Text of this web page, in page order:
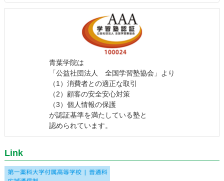
青葉学院は
「公益社団法人 全国学習塾協会」より
（1）消費者との適正な取引
（2）顧客の安全安心対策
（3）個人情報の保護
が認証基準を満たしている塾と
認められています。
Link